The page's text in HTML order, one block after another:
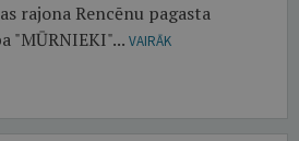
rajona Rencēnu pagasta
"MŪRNIEKI"... VAIRĀK